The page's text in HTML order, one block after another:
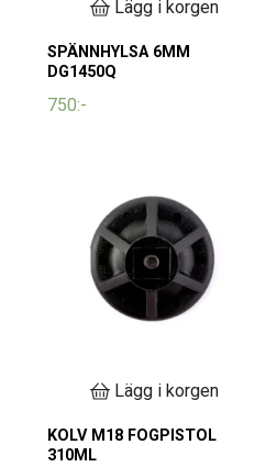
Lägg i korgen
SPÄNNHYLSA 6MM
DG1450Q
750:-
Lägg i korgen
KOLV M18 FOGPISTOL
310ML